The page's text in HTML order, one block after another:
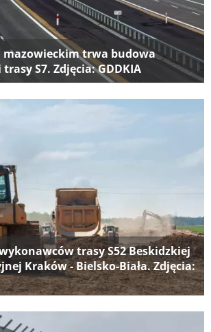
mazowieckim trwa budowa
S7. Zdjęcia: GDDKIA
trasy S52 Beskidzkiej
Kraków - Bielsko-Biała. Zdjęcia: